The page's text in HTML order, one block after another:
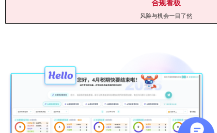
合规看板
风险与机会一目了然